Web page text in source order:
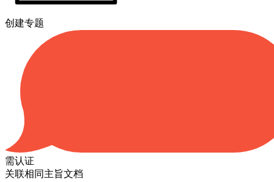
创建专题
需认证
关联相同主旨文档